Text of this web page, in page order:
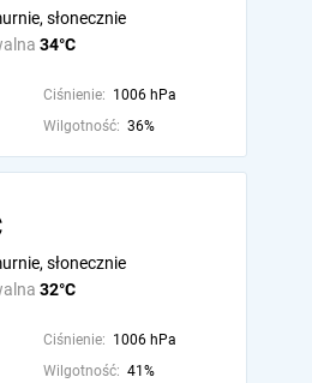
34°C
słonecznie
Ciśnienie: 1006 hPa
Wilgotność: 36%
32°C
słonecznie
Ciśnienie: 1006 hPa
Wilgotność: 41%